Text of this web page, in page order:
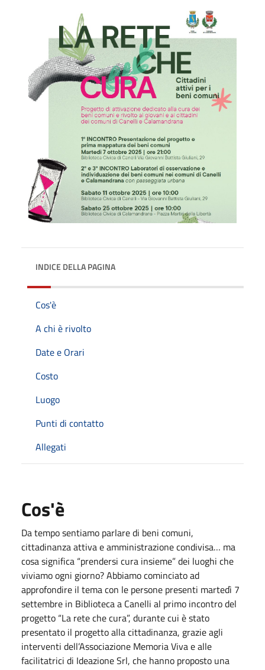
INDICE DELLA PAGINA
Cos'è
A chi è rivolto
Date e Orari
Costo
Luogo
Punti di contatto
Allegati
Cos'è
Da tempo sentiamo parlare di beni comuni,
cittadinanza attiva e amministrazione condivisa… ma
cosa significa “prendersi cura insieme” dei luoghi che
viviamo ogni giorno? Abbiamo cominciato ad
approfondire il tema con le persone presenti martedì 7
settembre in Biblioteca a Canelli al primo incontro del
progetto “La rete che cura”, durante cui è stato
presentato il progetto alla cittadinanza, grazie agli
interventi dell’Associazione Memoria Viva e alle
facilitatrici di Ideazione Srl, che hanno proposto una